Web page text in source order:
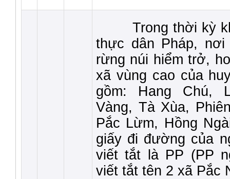
Trong thời kỳ
thực dân Pháp,
rừng núi hiểm trở,
xã vùng cao của
gồm: Hang Chú,
Vàng, Tà Xùa,
Pắc Lừm, Hồng
giấy đi đường của
viết tắt là PP (PP
viết tắt tên 2 xã Pắc